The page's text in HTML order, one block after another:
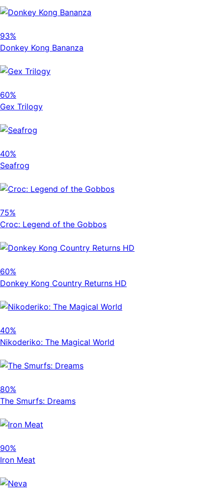
93%
Donkey Kong Bananza
60%
Gex Trilogy
40%
Seafrog
75%
Croc: Legend of the Gobbos
60%
Donkey Kong Country Returns HD
40%
Nikoderiko: The Magical World
80%
The Smurfs: Dreams
90%
Iron Meat